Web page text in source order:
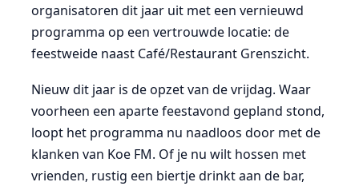
organisatoren dit jaar uit met een vernieuwd
programma op een vertrouwde locatie: de
feestweide naast Café/Restaurant Grenszicht.
Nieuw dit jaar is de opzet van de vrijdag. Waar
voorheen een aparte feestavond gepland stond,
loopt het programma nu naadloos door met de
klanken van Koe FM. Of je nu wilt hossen met
vrienden, rustig een biertje drinkt aan de bar,